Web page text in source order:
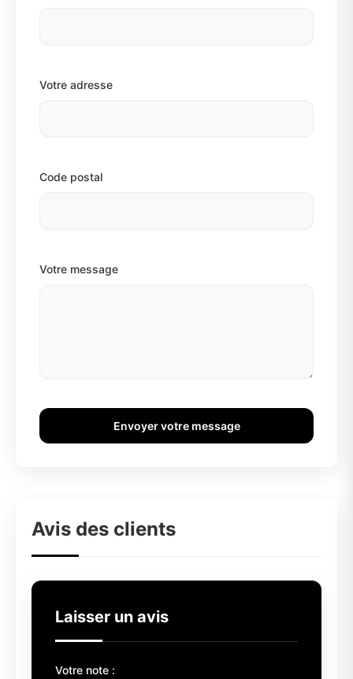
Votre adresse
Code postal
Votre message
Envoyer votre message
Avis des clients
Laisser un avis
Votre note :